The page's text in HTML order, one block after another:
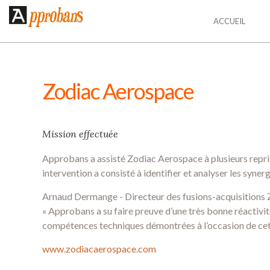
ACCUEIL
Zodiac Aerospace
Mission effectuée
Approbans a assisté Zodiac Aerospace à plusieurs
intervention a consisté à identifier et analyser les
Arnaud Dermange - Directeur des fusions-
« Approbans a su faire preuve d’une très bonne
compétences techniques démontrées à l’occasion de
www.zodiacaerospace.com